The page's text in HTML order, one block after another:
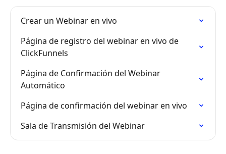
Crear un Webinar en vivo
Página de registro del webinar en vivo de
ClickFunnels
Página de Confirmación del Webinar
Automático
Página de confirmación del webinar en vivo
Sala de Transmisión del Webinar